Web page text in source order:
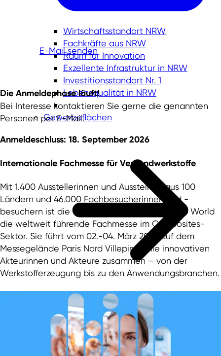
Wirtschaftsstandort NRW
Fachkräfte aus NRW
Raum für Innovation
Exzellente Infrastruktur in NRW
Investitionsstandort Nr. 1
Lebensqualität in NRW
Gewerbeflächen
E-Mail senden
Die Anmeldephase läuft!
Bei Interesse kontaktieren Sie gerne die genannten
Personen per E-Mail.
Anmeldeschluss: 18. September 2026
Internationale Fachmesse für Verbundwerkstoffe
Mit 1.400 Ausstellerinnen und Ausstellern aus 100
Ländern und 46.000 Fachbesucherinnen und -
besuchern ist die Verbundwerkstoffmesse JEC World
die weltweit führende Fachmesse im Composites-
Sektor. Sie führt vom 02.-04. März 2027 auf dem
Messegelände Paris Nord Villepinte alle innovativen
Akteurinnen und Akteure zusammen – von der
Werkstofferzeugung bis zu den Anwendungsbranchen.